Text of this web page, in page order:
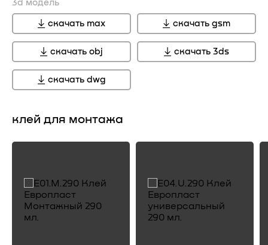
3d модель
скачать max скачать gsm
скачать obj скачать 3ds
скачать dwg
клей для монтажа